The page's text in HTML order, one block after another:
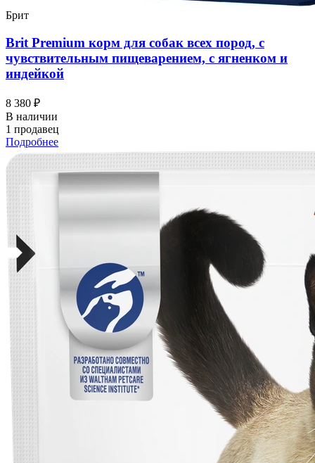
Брит
Brit Premium корм для собак всех пород, с
чувствительным пищеварением, с ягненком и
индейкой
8 380 ₽
В наличии
1 продавец
Подробнее